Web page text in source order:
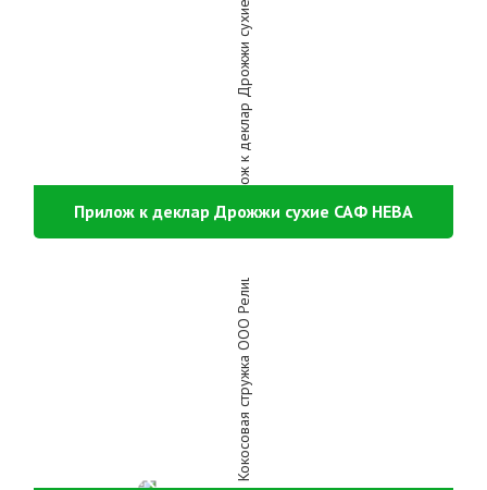
Прилож к деклар Дрожжи сухие САФ НЕВА